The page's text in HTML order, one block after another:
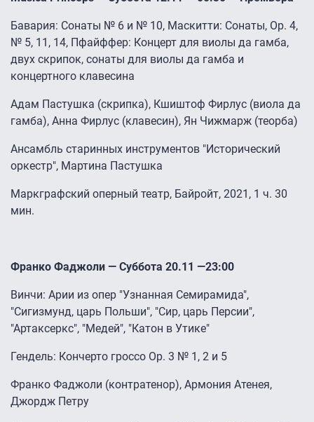
Бавария: Сонаты № 6 и № 10, Маскитти: Сонаты, Op. 4,
№ 5, 11, 14, Пфайффер: Концерт для виолы да гамба,
двух скрипок, сонаты для виолы да гамба и
концертного клавесина
Адам Пастушка (скрипка), Кшиштоф Фирлус (виола да
гамба), Анна Фирлус (клавесин), Ян Чижмарж (теорба)
Ансамбль старинных инструментов "Исторический
оркестр", Мартина Пастушка
Маркграфский оперный театр, Байройт, 2021, 1 ч. 30
мин.
Франко Фаджоли — Суббота 20.11 —23:00
Винчи: Арии из опер "Узнанная Семирамида",
"Сигизмунд, царь Польши", "Сир, царь Персии",
"Артаксеркс", "Медей", "Катон в Утике"
Гендель: Кончерто гроссо Op. 3 № 1, 2 и 5
Франко Фаджоли (контратенор), Армония Атенея,
Джордж Петру